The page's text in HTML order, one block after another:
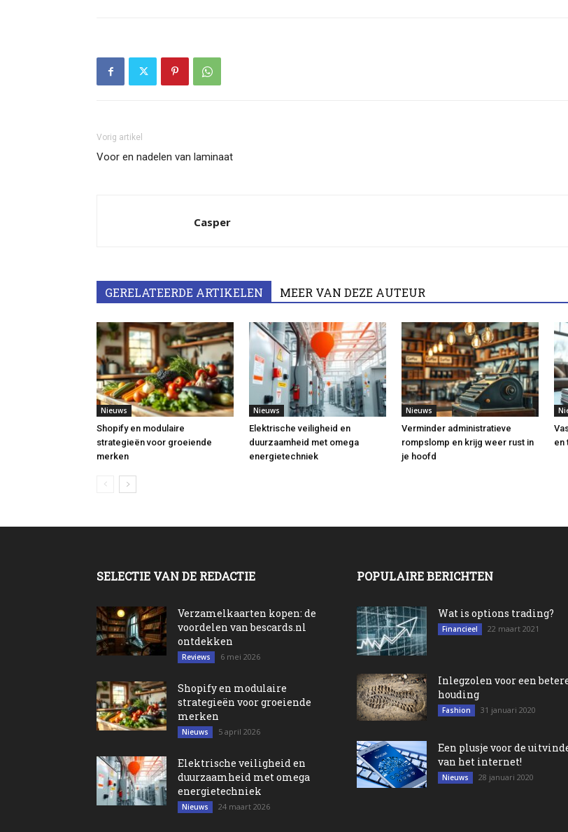
Vorig artikel
Voor en nadelen van laminaat
Casper
GERELATEERDE ARTIKELEN MEER VAN DEZE AUTEUR
Nieuws
Shopify en modulaire
strategieën voor groeiende
merken
Nieuws
Elektrische veiligheid en
duurzaamheid met omega
energietechniek
Nieuws
Verminder administratieve
rompslomp en krijg weer rust in
je hoofd
en
SELECTIE VAN DE REDACTIE
Verzamelkaarten kopen: de
voordelen van bescards.nl
ontdekken
Reviews 6 mei 2026
Shopify en modulaire
strategieën voor groeiende
merken
Nieuws 5 april 2026
Elektrische veiligheid en
duurzaamheid met omega
energietechniek
Nieuws 24 maart 2026
POPULAIRE BERICHTEN
Wat is options trading?
Financieel 22 maart 2021
Inlegzolen voor een
houding
Fashion 31 januari 2020
Een plusje voor de
van het internet!
Nieuws 28 januari 2020